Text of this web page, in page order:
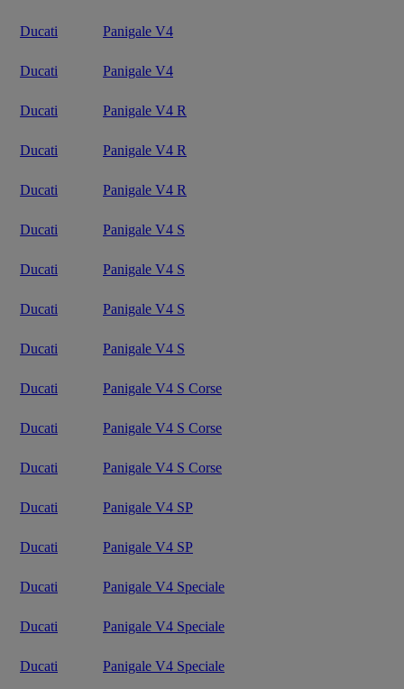
Ducati Panigale V4
Ducati Panigale V4
Ducati Panigale V4 R
Ducati Panigale V4 R
Ducati Panigale V4 R
Ducati Panigale V4 S
Ducati Panigale V4 S
Ducati Panigale V4 S
Ducati Panigale V4 S
Ducati Panigale V4 S Corse
Ducati Panigale V4 S Corse
Ducati Panigale V4 S Corse
Ducati Panigale V4 SP
Ducati Panigale V4 SP
Ducati Panigale V4 Speciale
Ducati Panigale V4 Speciale
Ducati Panigale V4 Speciale